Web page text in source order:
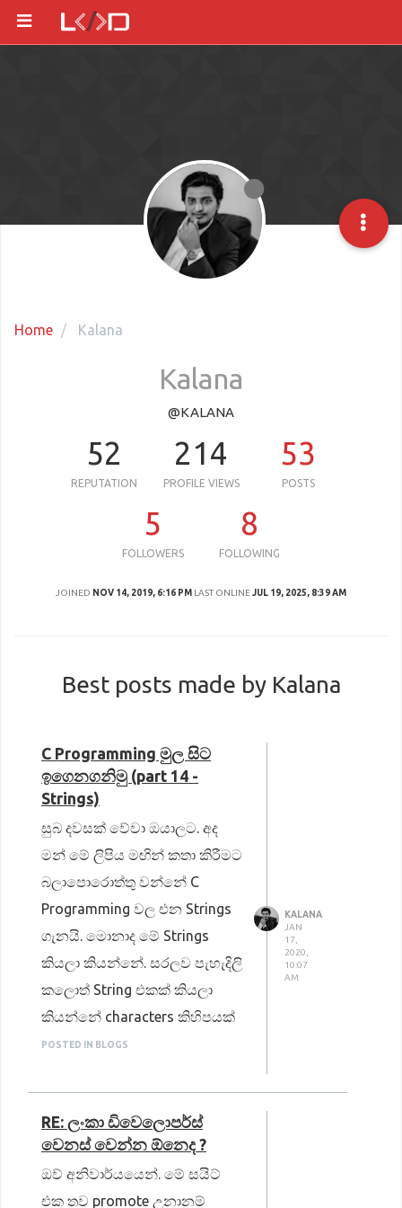
Home Kalana
Kalana
@KALANA
52
REPUTATION
214
PROFILE VIEWS
53
POSTS
5
FOLLOWERS
8
FOLLOWING
JOINED NOV 14, 2019, 6:16 PM LAST ONLINEJUL 19, 2025, 8:39 AM
Best posts made by Kalana
C Programming මුල සිට
ඉගෙනගනිමු (part 14 -
Strings)
සුබ දවසක් වේවා ඔයාලට. අද
මන් මේ ලිපිය මඟින් කතා කිරීමට
බලාපොරොත්තු වන්නේ C
Programming වල එන Strings
ගැනයි. මොනාද මේ Strings
කියලා කියන්නේ. සරලව පැහැදිලි
කලොත් String එකක් කියලා
කියන්නේ characters කිහිපයක්
එකතු වී සෑදුණු array එකක්
characters(char) පාවිච්චි කරද්දි
අපිට එක්වරකට output කරන්න
පුලුවන් එක character එකක්
විතරයි, හැබැයි Strings වලදී
POSTED IN BLOGS
KALANA
JAN
17,
2020,
10:07
AM
RE: ලංකා ඩිවෙලොපර්ස්
වෙනස් වෙන්න ඕනෙද ?
ඔව් අනිවාර්යයෙන්. මේ සයිට්
එක තව promote උනානම්